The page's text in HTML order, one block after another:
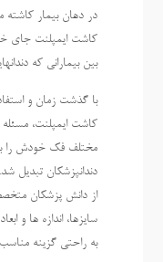
در دهان بیمار
کاشت ایمپلنت جای
بین بیمارانی که
با گذشت زمان و
کاشت ایمپلنت،
مختلف فک خودش را
دندانپزشکان تبدیل
از دانش پزشکان
سایزها، اندازه ها و
به راحتی گزینه مناسب